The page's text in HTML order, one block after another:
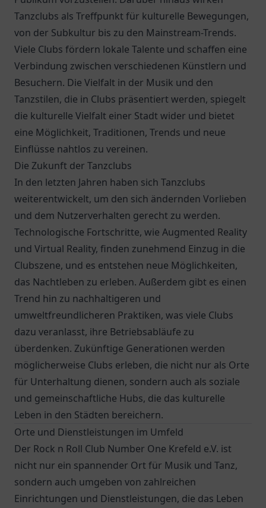
Tanzclubs als Treffpunkt für kulturelle Bewegungen,
von der Subkultur bis zu den Mainstream-Trends.
Viele Clubs fördern lokale Talente und schaffen eine
Verbindung zwischen verschiedenen Künstlern und
Besuchern. Die Vielfalt in der Musik und den
Tanzstilen, die in Clubs präsentiert werden, spiegelt
die kulturelle Vielfalt einer Stadt wider und bietet
eine Möglichkeit, Traditionen, Trends und neue
Einflüsse nahtlos zu vereinen.
Die Zukunft der Tanzclubs
In den letzten Jahren haben sich Tanzclubs
weiterentwickelt, um den sich ändernden Vorlieben
und dem Nutzerverhalten gerecht zu werden.
Technologische Fortschritte, wie Augmented Reality
und Virtual Reality, finden zunehmend Einzug in die
Clubszene, und es entstehen neue Möglichkeiten,
das Nachtleben zu erleben. Außerdem gibt es einen
Trend hin zu nachhaltigeren und
umweltfreundlicheren Praktiken, was viele Clubs
dazu veranlasst, ihre Betriebsabläufe zu
überdenken. Zukünftige Generationen werden
möglicherweise Clubs erleben, die nicht nur als Orte
für Unterhaltung dienen, sondern auch als soziale
und gemeinschaftliche Hubs, die das kulturelle
Leben in den Städten bereichern.
Orte und Dienstleistungen im Umfeld
Der Rock n Roll Club Number One Krefeld e.V. ist
nicht nur ein spannender Ort für Musik und Tanz,
sondern auch umgeben von zahlreichen
Einrichtungen und Dienstleistungen, die das Leben